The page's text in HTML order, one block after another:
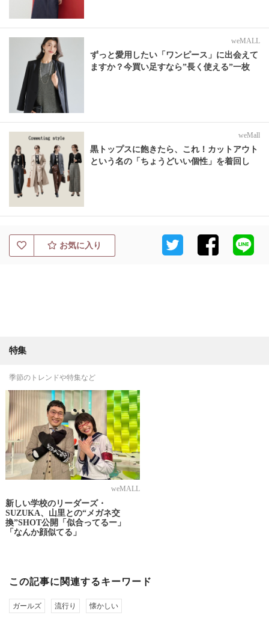
weMALL
ずっと愛用したい「ワンピース」に出会えて
ますか？今買い足すなら”長く使える”一枚
weMall
黒トップスに飽きたら、これ！カットアウト
という名の「ちょうどいい個性」を着回し
お気に入り
特集
季節のトレンドや特集など
weMALL
新しい学校のリーダーズ・
SUZUKA、山里との“メガネ交
換”SHOT公開「似合ってるー」
「なんか顔似てる」
この記事に関連するキーワード
ガールズ 流行り 懐かしい